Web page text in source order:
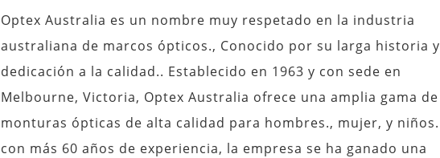
Optex Australia es un nombre muy respetado en la industria
australiana de marcos ópticos., Conocido por su larga historia y
dedicación a la calidad.. Establecido en 1963 y con sede en
Melbourne, Victoria, Optex Australia ofrece una amplia gama de
monturas ópticas de alta calidad para hombres., mujer, y niños.
con más 60 años de experiencia, la empresa se ha ganado una